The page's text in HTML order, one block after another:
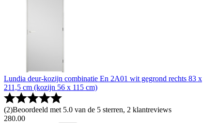
Lundia deur-kozijn combinatie En 2A01 wit gegrond rechts 83 x
211,5 cm (kozijn 56 x 115 cm)
(2)Beoordeeld met 5.0 van de 5 sterren, 2 klantreviews
280.00